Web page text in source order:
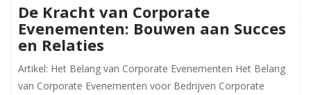
De Kracht van Corporate
Evenementen: Bouwen aan Succes
en Relaties
Artikel: Het Belang van Corporate Evenementen Het Belang
van Corporate Evenementen voor Bedrijven Corporate